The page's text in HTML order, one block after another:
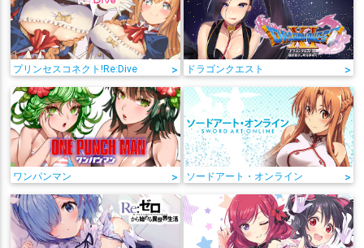
プリンセスコネクト!Re:Dive > ドラゴンクエスト >
ワンパンマン > ソードアート・オンライン >